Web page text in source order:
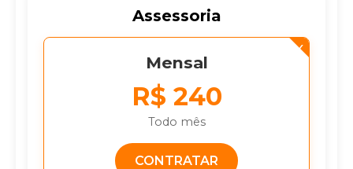
Assessoria
Mensal
R$ 240
Todo mês
CONTRATAR